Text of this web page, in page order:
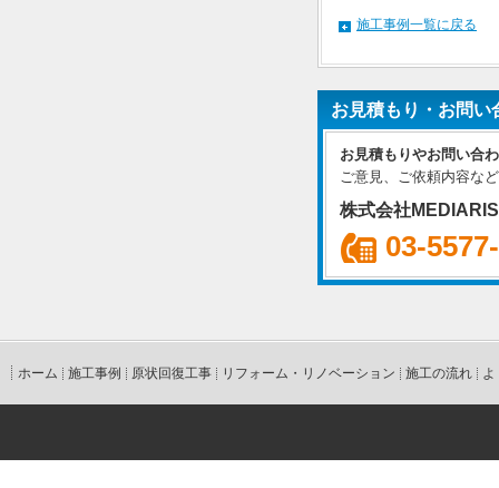
施工事例一覧に戻る
お見積もり・お問い
お見積もりやお問い合
ご意見、ご依頼内容な
株式会社
03-
ホーム 施工事例 原状回復工事 リフォーム・リノベーション 施工の流れ よ